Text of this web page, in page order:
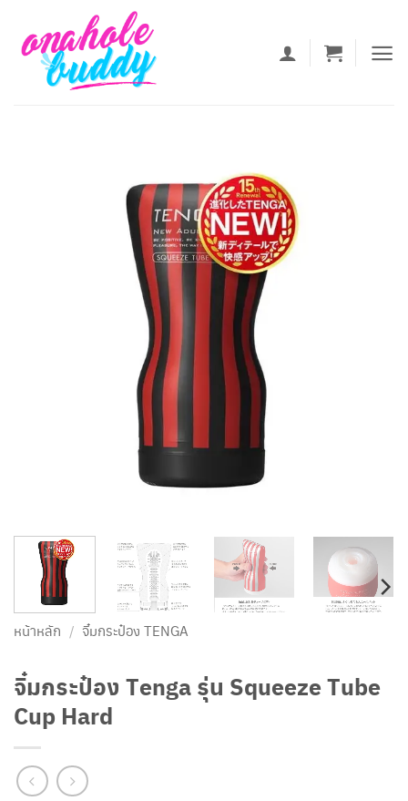
หน้าหลัก / จิ๋มกระป๋อง TENGA
จิ๋มกระป๋อง Tenga รุ่น Squeeze Tube
Cup Hard